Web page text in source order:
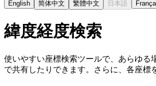
English 简体中文 繁體中文 日本語
緯度経度検索
使いやすい座標検索ツールで、あらゆる
で共有したりできます。さらに、各座標